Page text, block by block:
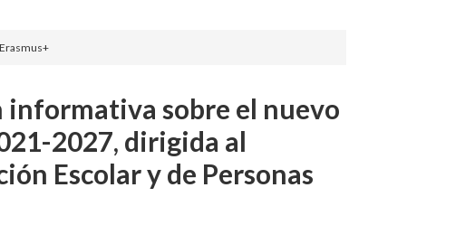
informativa sobre el nuevo
2027, dirigida al
Escolar y de Personas